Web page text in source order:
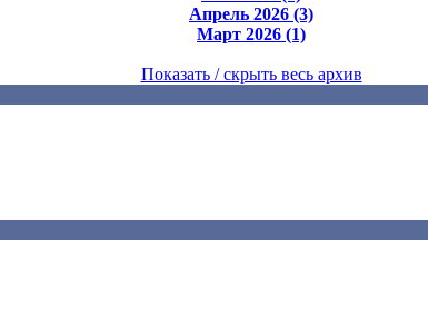
Апрель 2026 (3)
Март 2026 (1)
Показать / скрыть весь архив